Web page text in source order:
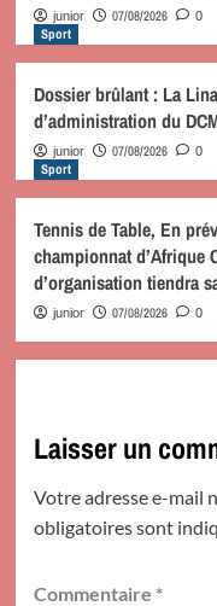
junior 07/08/2026 0
Sport
Dossier brûlant : La
d’administration du
junior 07/08/2026 0
Sport
Tennis de Table, En
championnat d’Afrique
d’organisation tiendra
junior 07/08/2026 0
Laisser un
Votre adresse e-mail
obligatoires sont
Commentaire *